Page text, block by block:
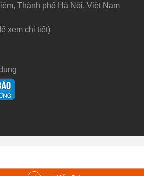
Thành phố Hà Nội, Việt Nam
xem chi tiết)